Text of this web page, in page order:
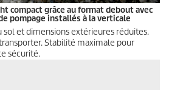
compact grâce au format debout avec
pompage installés à la verticale
et dimensions extérieures réduites.
Stabilité maximale pour
sécurité.